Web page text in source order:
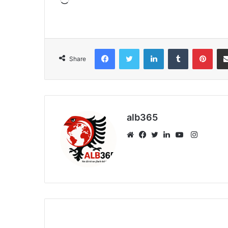
Share
FacebookTwitter LinkedInTumblr
alb365
Instagram